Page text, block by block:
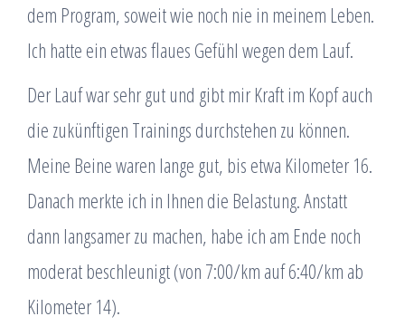
dem Program, soweit wie noch nie in meinem Leben.
Ich hatte ein etwas flaues Gefühl wegen dem Lauf.
Der Lauf war sehr gut und gibt mir Kraft im Kopf auch
die zukünftigen Trainings durchstehen zu können.
Meine Beine waren lange gut, bis etwa Kilometer 16.
Danach merkte ich in Ihnen die Belastung. Anstatt
dann langsamer zu machen, habe ich am Ende noch
moderat beschleunigt (von 7:00/km auf 6:40/km ab
Kilometer 14).